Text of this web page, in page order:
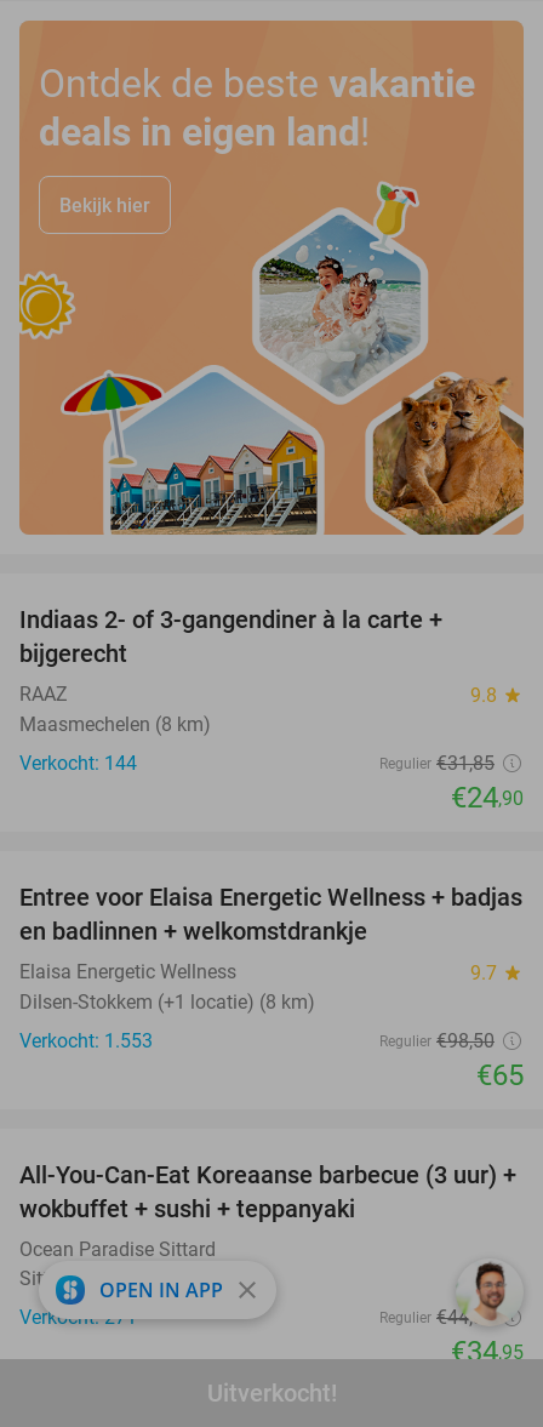
Uitverkocht!
Ontdek de beste vakantie
deals in eigen land !
Bekijk hier
Indiaas 2- of 3-gangendiner à la carte +
bijgerecht
RAAZ 9.8 star
Maasmechelen (8 km)
Verkocht: 144
Regulier €31,85
€24,90
34%
Entree voor Elaisa Energetic Wellness + badjas
en badlinnen + welkomstdrankje
Elaisa Energetic Wellness 9.7 star
Dilsen-Stokkem (+1 locatie) (8 km)
Verkocht: 1.553
Regulier €98,50
€65
21%
All-You-Can-Eat Koreaanse barbecue (3 uur) +
wokbuffet + sushi + teppanyaki
Ocean Paradise Sittard
Sittard
Verkocht: 271
Regulier €44,34
€34,95
OPEN IN APP close